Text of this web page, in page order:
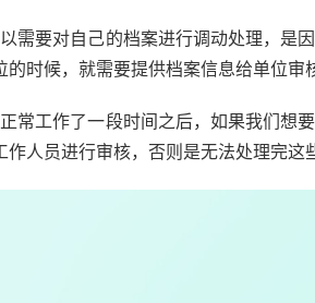
需要对自己的档案进行调动处理，是
的时候，就需要提供档案信息给单位审
常工作了一段时间之后，如果我们想
作人员进行审核，否则是无法处理完这